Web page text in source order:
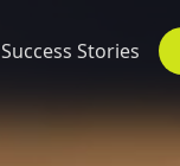
Success Stories